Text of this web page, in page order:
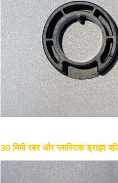
30 मिमी रबर और प्लास्टिक ड्राइव